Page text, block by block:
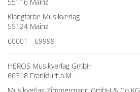
Klangfarbe Musikverlag
55124 Mainz
60001 - 69999
HEROS Musikverlag GmbH
60318 Frankfurt a.M.